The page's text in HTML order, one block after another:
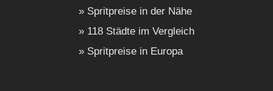
Spritpreise in der Nähe
118 Städte im Vergleich
Spritpreise in Europa